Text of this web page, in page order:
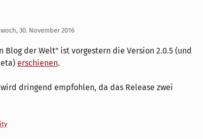
30. November 2016
Blog der Welt" ist vorgestern die Version 2.0.5 (und
erschienen.
dringend empfohlen, da das Release zwei